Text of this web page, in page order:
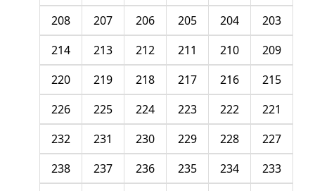
203
204
205
206
207
208
209
210
211
212
213
214
215
216
217
218
219
220
221
222
223
224
225
226
227
228
229
230
231
232
233
234
235
236
237
238